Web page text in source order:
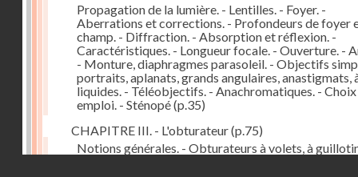
Propagation de la lumière. - Lentilles. - Foyer. -
Aberrations et corrections. - Profondeurs de foyer
champ. - Diffraction. - Absorption et réflexion. -
Caractéristiques. - Longueur focale. - Ouverture. -
- Monture, diaphragmes parasoleil. - Objectifs
portraits, aplanats, grands angulaires, anastigmats,
liquides. - Téléobjectifs. - Anachromatiques. -
emploi. - Sténopé(p.35)
CHAPITRE III. - L'obturateur(p.75)
Notions générales. - Obturateurs à volets, à